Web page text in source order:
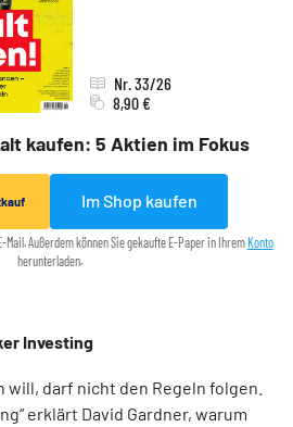
kaufen: 5 Aktien im Fokus
Nr. 33/26
8,90 €
Im Shop kaufen
Außerdem können Sie gekaufte E-Paper in IhremKonto
herunterladen.
Investing
will, darf nicht den Regeln folgen.
erklärt David Gardner, warum